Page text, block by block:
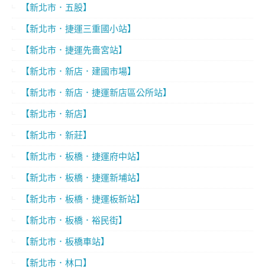
【新北市．五股】
【新北市．捷運三重國小站】
【新北市．捷運先嗇宮站】
【新北市．新店．建國市場】
【新北市．新店．捷運新店區公所站】
【新北市．新店】
【新北市．新莊】
【新北市．板橋．捷運府中站】
【新北市．板橋．捷運新埔站】
【新北市．板橋．捷運板新站】
【新北市．板橋．裕民街】
【新北市．板橋車站】
【新北市．林口】